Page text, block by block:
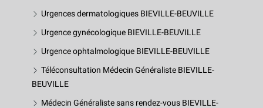
Urgences dermatologiques BIEVILLE-BEUVILLE
Urgence gynécologique BIEVILLE-BEUVILLE
Urgence ophtalmologique BIEVILLE-BEUVILLE
Téléconsultation Médecin Généraliste BIEVILLE-
BEUVILLE
Médecin Généraliste sans rendez-vous BIEVILLE-